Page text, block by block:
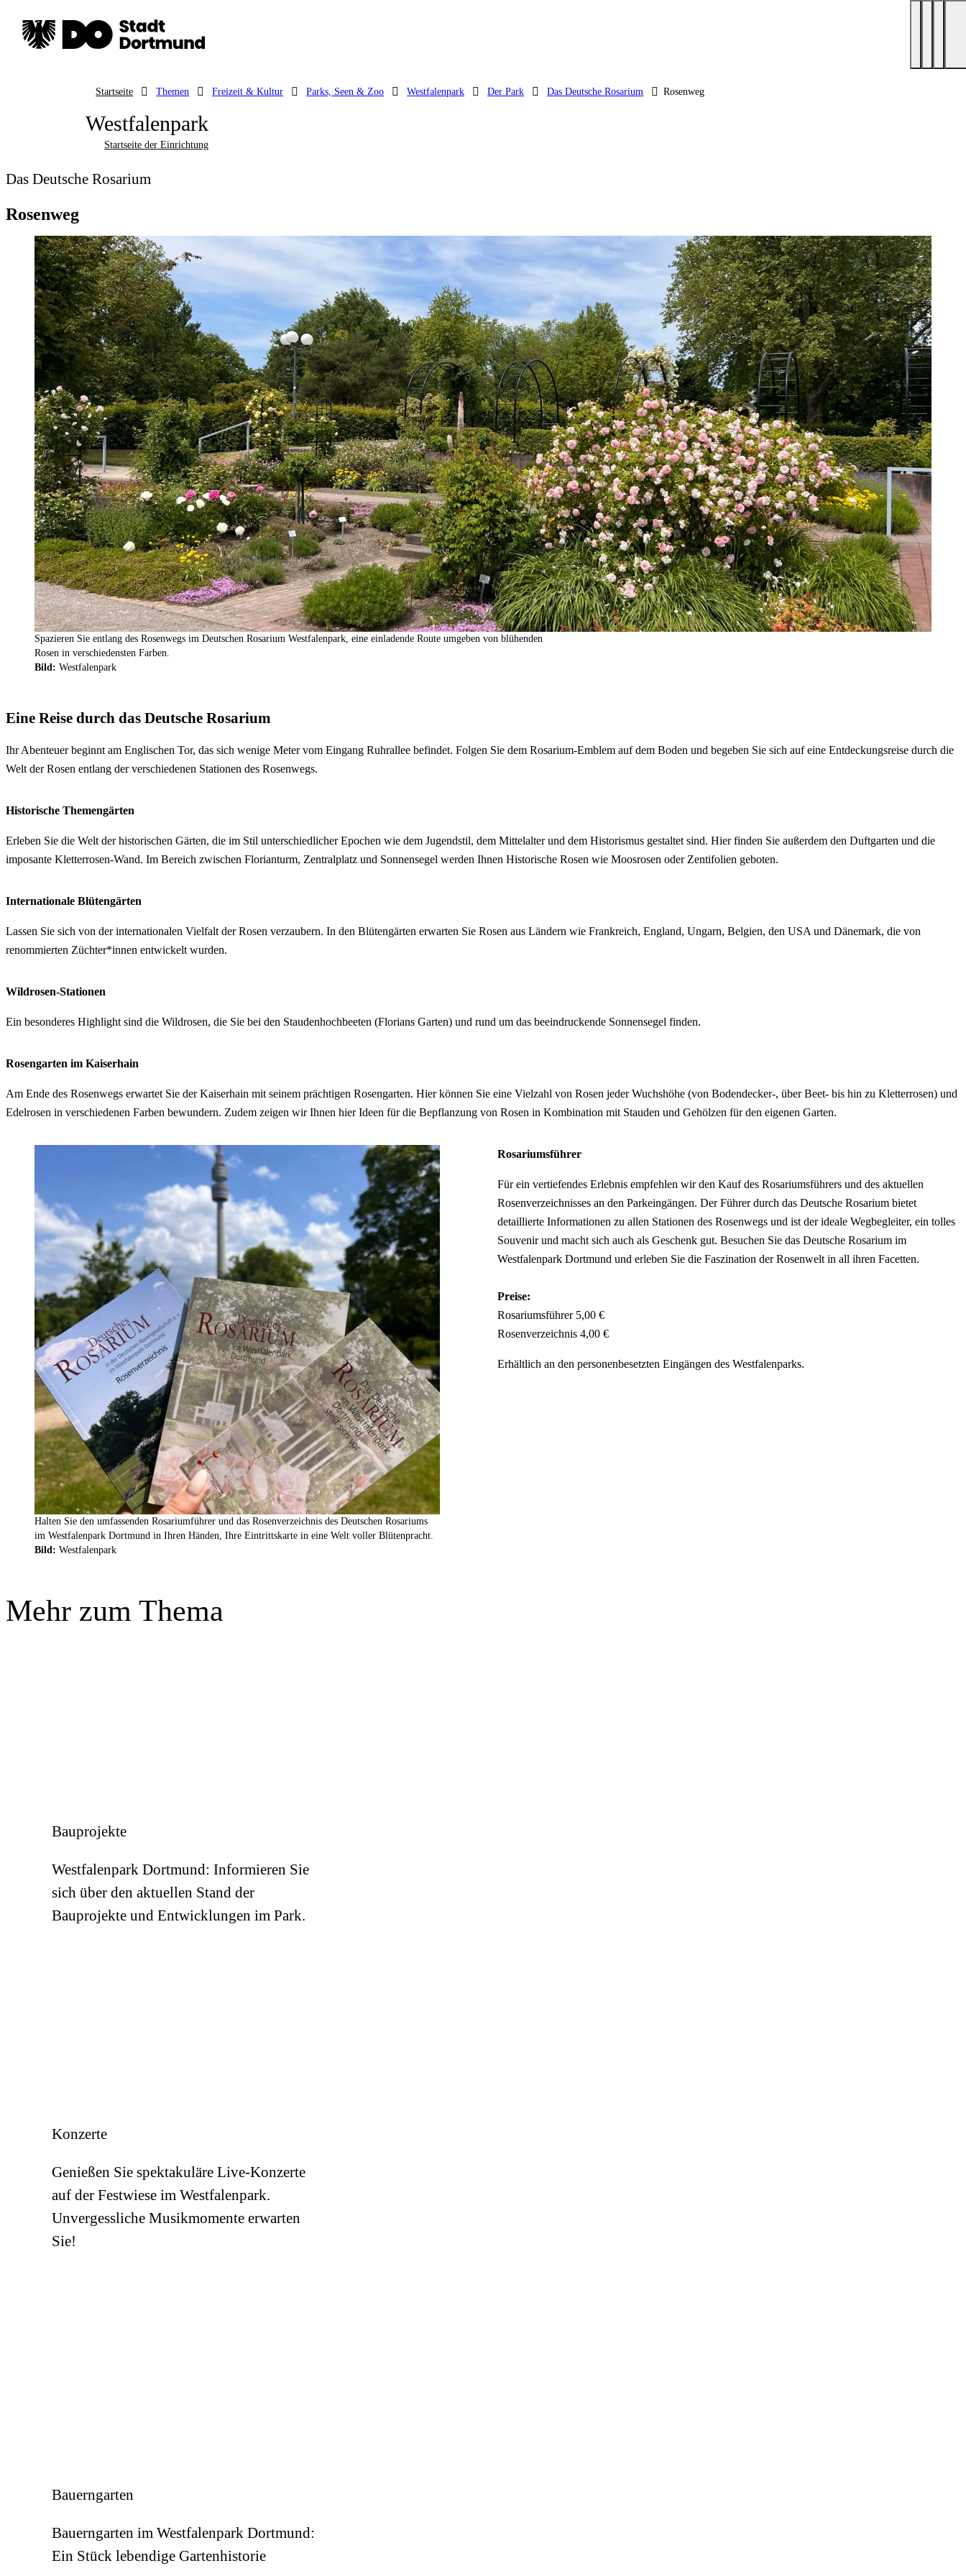
Startseite Themen Freizeit & Kultur Parks, Seen & Zoo Westfalenpark Der Park Das Deutsche Rosarium Rosenweg
Westfalenpark
Startseite der Einrichtung
Das Deutsche Rosarium
Rosenweg
Spazieren Sie entlang des Rosenwegs im Deutschen Rosarium Westfalenpark, eine einladende Route umgeben von blühenden
Rosen in verschiedensten Farben.
Bild: Westfalenpark
Eine Reise durch das Deutsche Rosarium
Ihr Abenteuer beginnt am Englischen Tor, das sich wenige Meter vom Eingang Ruhrallee befindet. Folgen Sie dem Rosarium-Emblem auf dem Boden und begeben Sie sich auf eine Entdeckungsreise durch die
Welt der Rosen entlang der verschiedenen Stationen des Rosenwegs.
Historische Themengärten
Erleben Sie die Welt der historischen Gärten, die im Stil unterschiedlicher Epochen wie dem Jugendstil, dem Mittelalter und dem Historismus gestaltet sind. Hier finden Sie außerdem den Duftgarten und die
imposante Kletterrosen-Wand. Im Bereich zwischen Florianturm, Zentralplatz und Sonnensegel werden Ihnen Historische Rosen wie Moosrosen oder Zentifolien geboten.
Internationale Blütengärten
Lassen Sie sich von der internationalen Vielfalt der Rosen verzaubern. In den Blütengärten erwarten Sie Rosen aus Ländern wie Frankreich, England, Ungarn, Belgien, den USA und Dänemark, die von
renommierten Züchter*innen entwickelt wurden.
Wildrosen-Stationen
Ein besonderes Highlight sind die Wildrosen, die Sie bei den Staudenhochbeeten (Florians Garten) und rund um das beeindruckende Sonnensegel finden.
Rosengarten im Kaiserhain
Am Ende des Rosenwegs erwartet Sie der Kaiserhain mit seinem prächtigen Rosengarten. Hier können Sie eine Vielzahl von Rosen jeder Wuchshöhe (von Bodendecker-, über Beet- bis hin zu Kletterrosen) und
Edelrosen in verschiedenen Farben bewundern. Zudem zeigen wir Ihnen hier Ideen für die Bepflanzung von Rosen in Kombination mit Stauden und Gehölzen für den eigenen Garten.
Halten Sie den umfassenden Rosariumführer und das Rosenverzeichnis des Deutschen Rosariums
im Westfalenpark Dortmund in Ihren Händen, Ihre Eintrittskarte in eine Welt voller Blütenpracht.
Bild: Westfalenpark
Rosariumsführer
Für ein vertiefendes Erlebnis empfehlen wir den Kauf des Rosariumsführers und des aktuellen
Rosenverzeichnisses an den Parkeingängen. Der Führer durch das Deutsche Rosarium bietet
detaillierte Informationen zu allen Stationen des Rosenwegs und ist der ideale Wegbegleiter, ein tolles
Souvenir und macht sich auch als Geschenk gut. Besuchen Sie das Deutsche Rosarium im
Westfalenpark Dortmund und erleben Sie die Faszination der Rosenwelt in all ihren Facetten.
Preise:
Rosariumsführer 5,00 €
Rosenverzeichnis 4,00 €
Erhältlich an den personenbesetzten Eingängen des Westfalenparks.
Mehr zum Thema
Bauprojekte
Westfalenpark Dortmund: Informieren Sie
sich über den aktuellen Stand der
Bauprojekte und Entwicklungen im Park.
Konzerte
Genießen Sie spektakuläre Live-Konzerte
auf der Festwiese im Westfalenpark.
Unvergessliche Musikmomente erwarten
Sie!
Bauerngarten
Bauerngarten im Westfalenpark Dortmund:
Ein Stück lebendige Gartenhistorie